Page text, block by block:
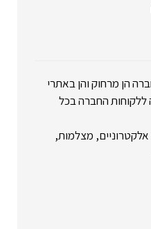
הן מרחוק והן באתרי
ללקוחות החברה בכל
מצלמות,